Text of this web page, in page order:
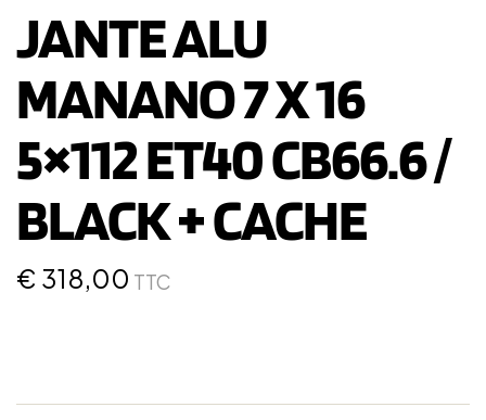
JANTE ALU
MANANO 7 X 16
5×112 ET40 CB66.6 /
BLACK + CACHE
€ 318,00 TTC